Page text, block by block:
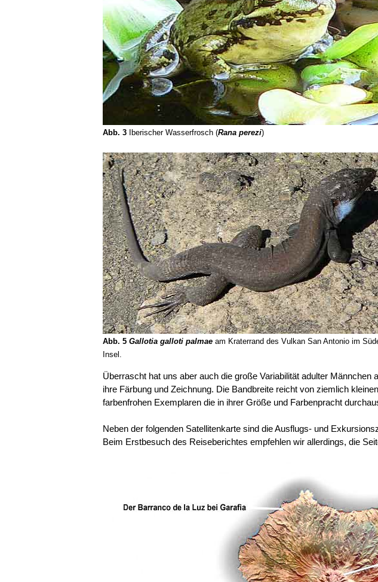
Abb. 3 Iberischer Wasserfrosch (Rana perezi)
Abb. 5 Gallotia galloti palmae am Kraterrand des Vulkan San Antonio im
Insel.
Überrascht hat uns aber auch die große Variabilität adulter
ihre Färbung und Zeichnung. Die Bandbreite reicht von ziemlich
farbenfrohen Exemplaren die in ihrer Größe und Farbenpracht
Neben der folgenden Satellitenkarte sind die Ausflugs- und
Beim Erstbesuch des Reiseberichtes empfehlen wir allerdings, die